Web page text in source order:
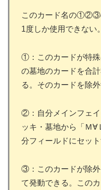
このカード名の①②③
1度しか使用できない。
①：このカードが特
の墓地のカードを合
る。そのカードを除外
②：自分メインフェ
ッキ・墓地から「Ｍ∀
分フィールドにセット
③：このカードが除
て発動できる。この